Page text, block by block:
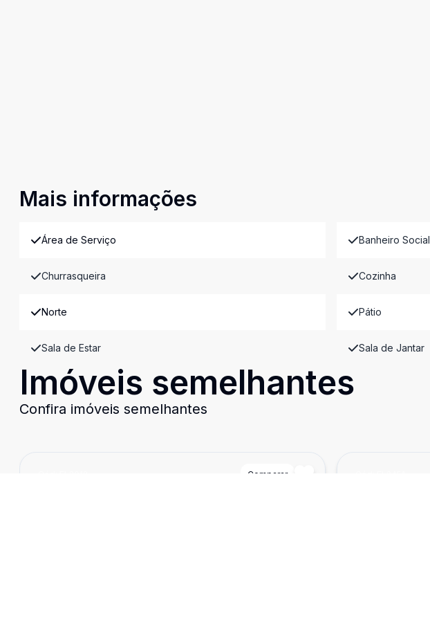
Mais informações
Área de Serviço Banheiro Social
Churrasqueira Cozinha
Norte Pátio
Sala de Estar Sala de Jantar
Imóveis semelhantes
Confira imóveis semelhantes
Comparar